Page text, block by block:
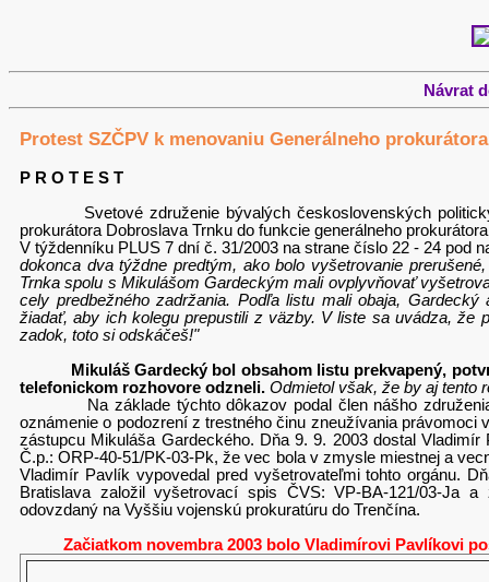
Návrat
Protest SZČPV k menovaniu Generálneho
P R O T E S T
Svetové združenie bývalých československých
prokurátora Dobroslava Trnku do funkcie generálneho
V týždenníku PLUS 7 dní č. 31/2003 na strane číslo 22 - 24 pod
dokonca dva týždne predtým, ako bolo vyšetrovanie
Trnka spolu s Mikulášom Gardeckým mali ovplyvňovať
cely predbežného zadržania. Podľa listu mali obaja,
žiadať, aby ich kolegu prepustili z väzby. V liste sa uvádza, že
zadok, toto si odskáčeš!"
Mikuláš Gardecký bol obsahom listu prekvapený,
telefonickom rozhovore odzneli. Odmietol však, že by aj tento
Na základe týchto dôkazov podal člen nášho združenia
oznámenie o podozrení z trestného činu zneužívania právomoci
zástupcu Mikuláša Gardeckého. Dňa 9. 9. 2003 dostal
Č.p.: ORP-40-51/PK-03-Pk, že vec bola v zmysle miestnej a
Vladimír Pavlík vypovedal pred vyšetrovateľmi tohto orgánu.
Bratislava založil vyšetrovací spis ČVS: VP-BA-121/03-Ja
odovzdaný na Vyššiu vojenskú prokuratúru do Trenčína.
Začiatkom novembra 2003 bolo Vladimírovi Pavlíkovi